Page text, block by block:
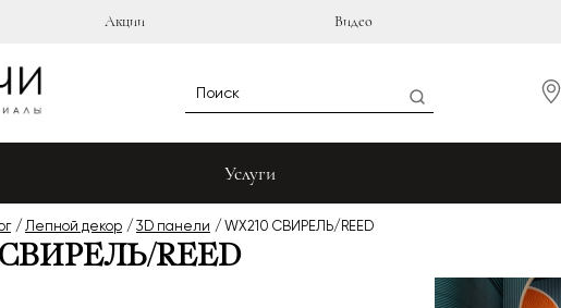
Акции Видео
Услуги
Лепной декор 3D панели WX210 СВИРЕЛЬ/REED
СВИРЕЛЬ/REED